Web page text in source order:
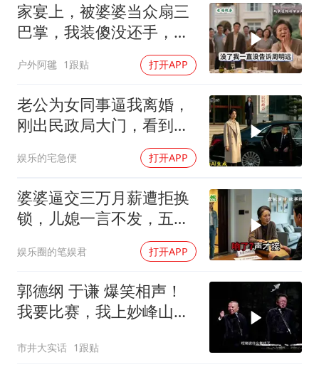
家宴上，被婆婆当众扇三
巴掌，我装傻没还手，悄
悄卖别墅搬家，8天后丈
夫全家10人被新户主请出
家门
户外阿毽 1跟贴 打开APP
老公为女同事逼我离婚，
刚出民政局大门，看到我
上了省长爸爸的专车
娱乐的宅急便 打开APP
婆婆逼交三万月薪遭拒换
锁，儿媳一言不发，五天
娱乐圈的笔娱君 打开APP
郭德纲 于谦 爆笑相声！
我要比赛，我上妙峰山干
祖庙
市井大实话 1跟贴